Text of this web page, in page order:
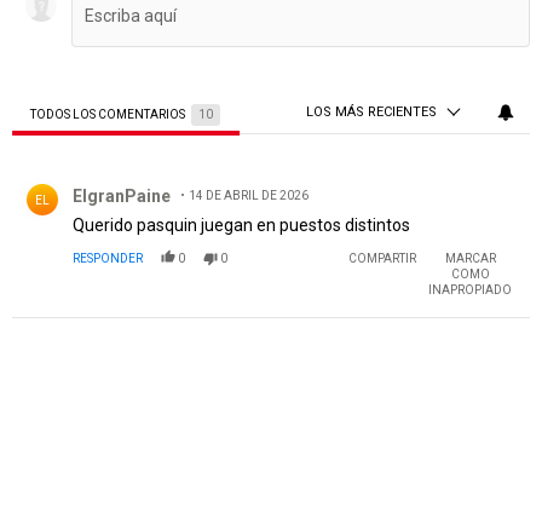
TODOS LOS COMENTARIOS 10 LOS MÁS RECIENTES
EL ElgranPaine 14 DE ABRIL DE 2026
Querido pasquin juegan en puestos distintos
RESPONDER 0 0 COMPARTIR
MARCAR
COMO
INAPROPIADO